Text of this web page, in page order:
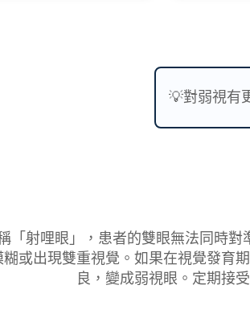
💡對弱視有
「射哩眼」，患者的雙眼無法同時
或出現雙重視覺。如果在視覺發育
良，變成弱視眼。定期接